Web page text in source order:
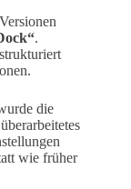
.
die
wie früher